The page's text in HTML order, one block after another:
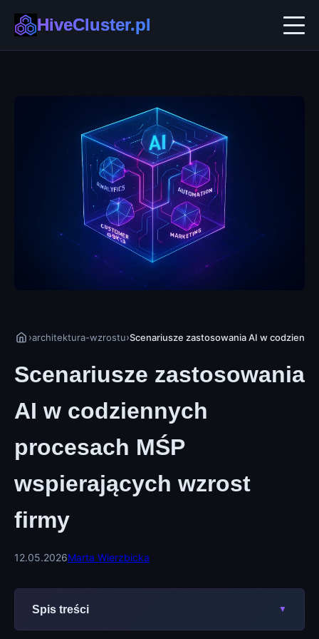
HiveCluster.pl
Automatyzacja i No-code
Ekosystemy B2B
Technologie Przyszłości
›architektura-wzrostu›Scenariusze zastosowania AI w
Scenariusze zastosowania
AI w codziennych
procesach MŚP
wspierających wzrost
firmy
12.05.2026Marta Wierzbicka
Spis treści